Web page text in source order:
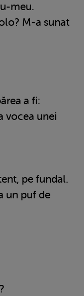
meu.
M-a sunat
a fi:
vocea unei
pe fundal.
un puf de